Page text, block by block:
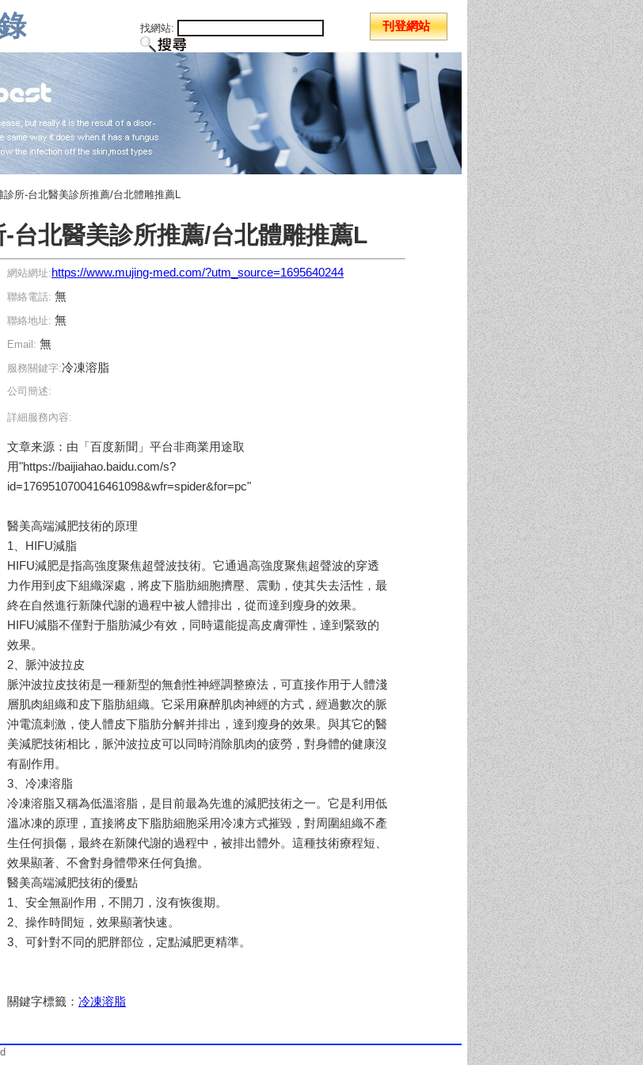
找網站: 刊登網站
診所-台北醫美診所推薦/台北體雕推薦L
台北醫美診所推薦/台北體雕推薦L
網站網址:https://www.mujing-med.com/?utm_source=1695640244
聯絡電話: 無
聯絡地址: 無
Email: 無
服務關鍵字:冷凍溶脂
公司簡述:
詳細服務內容:
文章来源：由「百度新聞」平台非商業用途取
用"https://baijiahao.baidu.com/s?
id=1769510700416461098&wfr=spider&for=pc"
醫美高端減肥技術的原理
1、HIFU減脂
HIFU減肥是指高強度聚焦超聲波技術。它通過高強度聚焦超聲波的穿透
力作用到皮下組織深處，將皮下脂肪細胞擠壓、震動，使其失去活性，最
終在自然進行新陳代謝的過程中被人體排出，從而達到瘦身的效果。
HIFU減脂不僅對于脂肪減少有效，同時還能提高皮膚彈性，達到緊致的
效果。
2、脈沖波拉皮
脈沖波拉皮技術是一種新型的無創性神經調整療法，可直接作用于人體淺
層肌肉組織和皮下脂肪組織。它采用麻醉肌肉神經的方式，經過數次的脈
沖電流刺激，使人體皮下脂肪分解并排出，達到瘦身的效果。與其它的醫
美減肥技術相比，脈沖波拉皮可以同時消除肌肉的疲勞，對身體的健康沒
有副作用。
3、冷凍溶脂
冷凍溶脂又稱為低溫溶脂，是目前最為先進的減肥技術之一。它是利用低
溫冰凍的原理，直接將皮下脂肪細胞采用冷凍方式摧毀，對周圍組織不產
生任何損傷，最終在新陳代謝的過程中，被排出體外。這種技術療程短、
效果顯著、不會對身體帶來任何負擔。
醫美高端減肥技術的優點
1、安全無副作用，不開刀，沒有恢復期。
2、操作時間短，效果顯著快速。
3、可針對不同的肥胖部位，定點減肥更精準。
關鍵字標籤： 冷凍溶脂